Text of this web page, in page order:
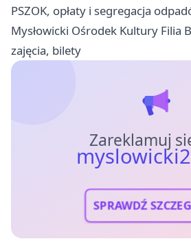
PSZOK, opłaty i segregacja
Mysłowicki Ośrodek Kultury Filia
zajęcia, bilety
Zareklamuj
SPRAWDŹ